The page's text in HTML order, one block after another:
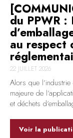
du PPWR
au respect
22 JUILLET 2026
Alors que l’industrie
majeure de
et déchets
Voir la